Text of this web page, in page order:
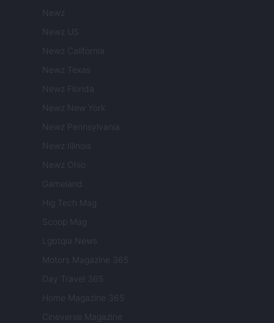
Newz
Newz US
Newz California
Newz Texas
Newz Florida
Newz New York
Newz Pennsylvania
Newz Illinois
Newz Ohio
Gameland
Hig Tech Mag
Scoop Mag
Lgbtqia News
Motors Magazine 365
Day Travel 365
Home Magazine 365
Cineverse Magazine